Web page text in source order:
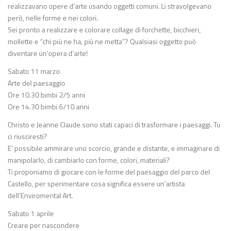
realizzavano opere d’arte usando oggetti comuni. Li stravolgevano
però, nelle forme e nei colori.
Sei pronto a realizzare e colorare collage di forchette, bicchieri,
mollette e “chi più ne ha, più ne metta”? Qualsiasi oggetto può
diventare un’opera d’arte!
Sabato 11 marzo
Arte del paesaggio
Ore 10.30 bimbi 2/5 anni
Ore 14.30 bimbi 6/10 anni
Christo e Jeanne Claude sono stati capaci di trasformare i paesaggi. Tu
ci riusciresti?
E’ possibile ammirare uno scorcio, grande e distante, e immaginare di
manipolarlo, di cambiarlo con forme, colori, materiali?
Ti proponiamo di giocare con le forme del paesaggio del parco del
Castello, per sperimentare cosa significa essere un’artista
dell’Enviromental Art.
Sabato 1 aprile
Creare per nascondere